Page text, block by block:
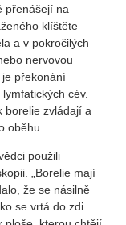
přenášejí na
klíštěte
a v pokročilých
nervovou
překonání
cév.
borelie zvládají a
oběhu.
použili
„Borelie mají
že se násilně
se vrtá do zdi.